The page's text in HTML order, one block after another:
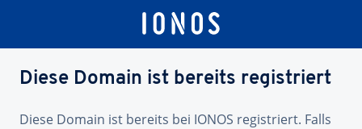
Diese Domain ist bereits registriert
Diese Domain ist bereits bei IONOS registriert. Falls